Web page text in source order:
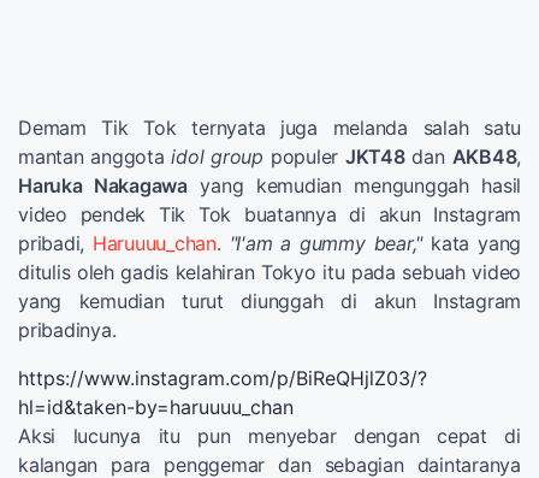
Demam Tik Tok ternyata juga melanda salah satu
mantan anggotaidol group populer JKT48dan AKB48,
Haruka Nakagawayang kemudian mengunggah hasil
video pendek Tik Tok buatannya di akun Instagram
pribadi, Haruuuu_chan. "I'am a gummy bear,"kata yang
ditulis oleh gadis kelahiran Tokyo itu pada sebuah video
yang kemudian turut diunggah di akun Instagram
pribadinya.
https://www.instagram.com/p/BiReQHjlZ03/?
hl=id&taken-by=haruuuu_chan
Aksi lucunya itu pun menyebar dengan cepat di
kalangan para penggemar dan sebagian daintaranya